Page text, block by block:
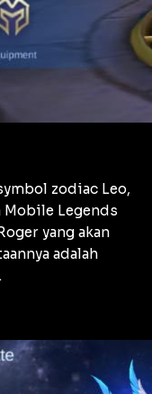
zodiac Leo,
Legends
yang akan
adalah